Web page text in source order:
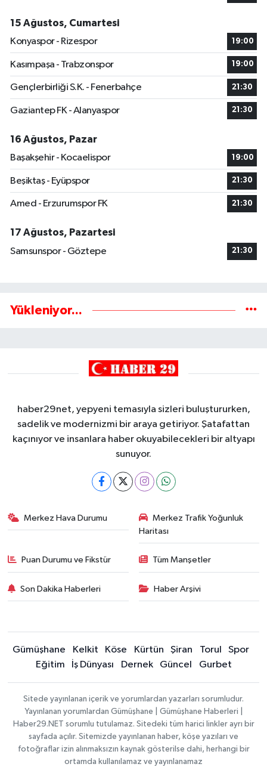
15 Ağustos, Cumartesi
Konyaspor - Rizespor
19:00
Kasımpaşa - Trabzonspor 19:00
Gençlerbirliği S.K. - Fenerbahçe 21:30
Gaziantep FK - Alanyaspor 21:30
16 Ağustos, Pazar
Başakşehir - Kocaelispor
19:00
Beşiktaş - Eyüpspor 21:30
Amed - Erzurumspor FK 21:30
17 Ağustos, Pazartesi
Samsunspor - Göztepe
21:30
Yükleniyor...
haber29net, yepyeni temasıyla sizleri buluştururken,
sadelik ve modernizmi bir araya getiriyor. Şatafattan
kaçınıyor ve insanlara haber okuyabilecekleri bir altyapı
sunuyor.
Merkez Hava Durumu
Merkez Trafik Yoğunluk
Haritası
Puan Durumu ve Fikstür Tüm Manşetler
Son Dakika Haberleri Haber Arşivi
Gümüşhane Kelkit Köse Kürtün Şiran Torul
Spor
Eğitim
İş Dünyası Dernek Güncel Gurbet
Sitede yayınlanan içerik ve yorumlardan yazarları sorumludur.
Yayınlanan yorumlardan Gümüşhane | Gümüşhane Haberleri |
Haber29.NET sorumlu tutulamaz. Sitedeki tüm harici linkler ayrı bir
sayfada açılır. Sitemizde yayınlanan haber, köşe yazıları ve
fotoğraflar izin alınmaksızın kaynak gösterilse dahi, herhangi bir
ortamda kullanılamaz ve yayınlanamaz